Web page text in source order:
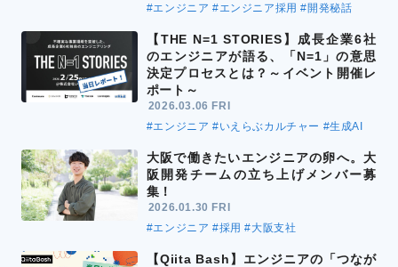
#エンジニア #エンジニア採用 #開発秘話
【THE N=1 STORIES】成長企業6社
のエンジニアが語る、「N=1」の意思
決定プロセスとは？～イベント開催レ
ポート～
2026.03.06 FRI
#エンジニア #いえらぶカルチャー #生成AI
大阪で働きたいエンジニアの卵へ。大
阪開発チームの立ち上げメンバー募
集！
2026.01.30 FRI
#エンジニア #採用 #大阪支社
【Qiita Bash】エンジニアの「つなが